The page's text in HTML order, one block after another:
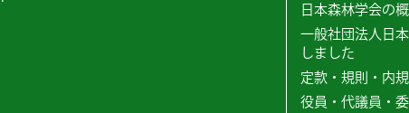
日本森林学会の
一般社団法人日
しました
定款・規則・内
役員・代議員・